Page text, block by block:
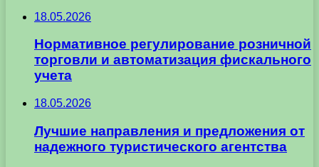
18.05.2026
Нормативное регулирование розничной
торговли и автоматизация фискального
учета
18.05.2026
Лучшие направления и предложения от
надежного туристического агентства